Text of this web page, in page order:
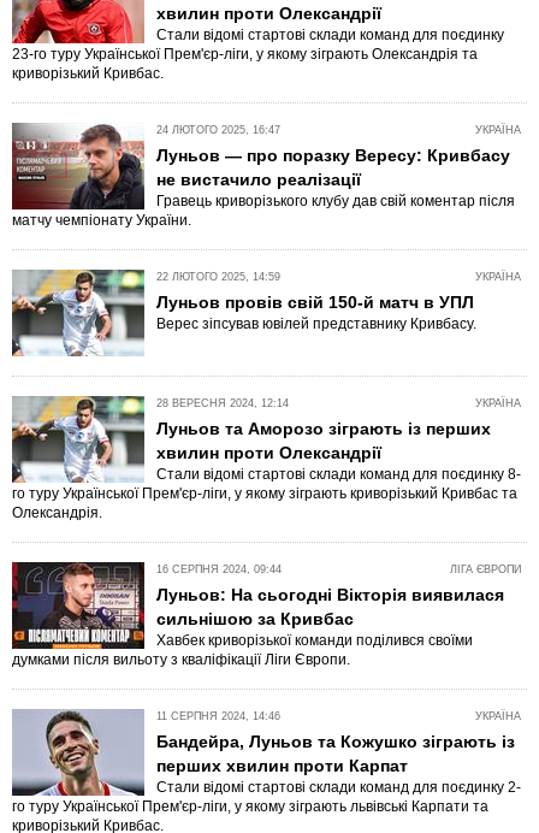
хвилин проти Олександрії
Стали відомі стартові склади команд для поєдинку
23-го туру Української Прем'єр-ліги, у якому зіграють Олександрія та
криворізький Кривбас.
УКРАЇНА
24 ЛЮТОГО 2025, 16:47
Луньов — про поразку Вересу: Кривбасу
не вистачило реалізації
Гравець криворізького клубу дав свій коментар після
матчу чемпіонату України.
УКРАЇНА
22 ЛЮТОГО 2025, 14:59
Луньов провів свій 150-й матч в УПЛ
Верес зіпсував ювілей представнику Кривбасу.
УКРАЇНА
28 ВЕРЕСНЯ 2024, 12:14
Луньов та Аморозо зіграють із перших
хвилин проти Олександрії
Стали відомі стартові склади команд для поєдинку 8-
го туру Української Прем'єр-ліги, у якому зіграють криворізький Кривбас та
Олександрія.
ЛІГА ЄВРОПИ
16 СЕРПНЯ 2024, 09:44
Луньов: На сьогодні Вікторія виявилася
сильнішою за Кривбас
Хавбек криворізької команди поділився своїми
думками після вильоту з кваліфікації Ліги Європи.
УКРАЇНА
11 СЕРПНЯ 2024, 14:46
Бандейра, Луньов та Кожушко зіграють із
перших хвилин проти Карпат
Стали відомі стартові склади команд для поєдинку 2-
го туру Української Прем'єр-ліги, у якому зіграють львівські Карпати та
криворізький Кривбас.